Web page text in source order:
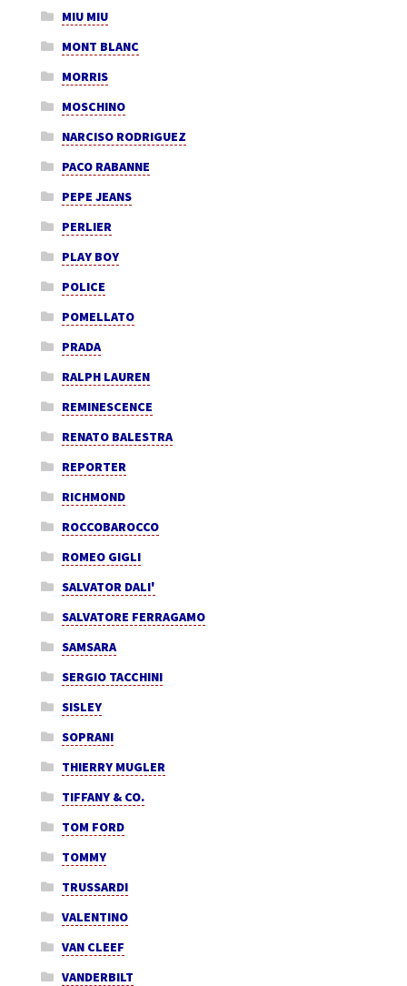
MIU MIU
MONT BLANC
MORRIS
MOSCHINO
NARCISO RODRIGUEZ
PACO RABANNE
PEPE JEANS
PERLIER
PLAY BOY
POLICE
POMELLATO
PRADA
RALPH LAUREN
REMINESCENCE
RENATO BALESTRA
REPORTER
RICHMOND
ROCCOBAROCCO
ROMEO GIGLI
SALVATOR DALI'
SALVATORE FERRAGAMO
SAMSARA
SERGIO TACCHINI
SISLEY
SOPRANI
THIERRY MUGLER
TIFFANY & CO.
TOM FORD
TOMMY
TRUSSARDI
VALENTINO
VAN CLEEF
VANDERBILT